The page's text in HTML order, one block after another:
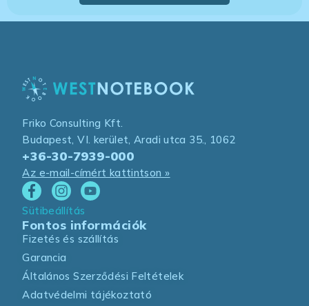
Friko Consulting Kft.
Budapest, VI. kerület, Aradi utca 35., 1062
+36-30-7939-000
Az e-mail-címért kattintson »
Sütibeállítás
Fontos információk
Fizetés és szállítás
Garancia
Általános Szerződési Feltételek
Adatvédelmi tájékoztató